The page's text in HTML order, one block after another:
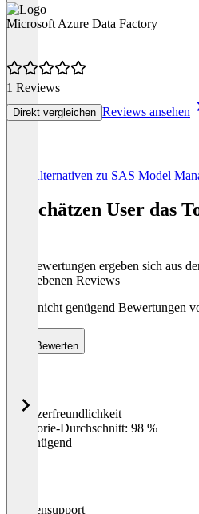
Microsoft Azure Data Factory
1 Reviews
Direkt vergleichen Reviews ansehen
Alle Alternativen zu SAS Model
So schätzen User das
Die Bewertungen ergeben sich aus
abgegebenen Reviews
Noch nicht genügend Bewertungen
Bewerten
Benutzerfreundlichkeit
Kategorie-Durchschnitt: 98 %
Ungenügend
Kundensupport